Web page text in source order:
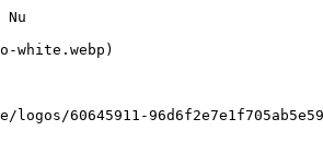
34 schilders

    ](https://schilder-nu.nl/den-bosch) [

 Schilders in Almere

 33 schilders

    ](https://schilder-nu.nl/almere) [

 Schilders in Zwolle

 31 schilders

    ](https://schilder-nu.nl/zwolle) [

 Schilders in Groningen-Stad

 30 schilders

    ](https://schilder-nu.nl/groningen-stad) [

 Schilders in Nijmegen

 30 schilders

    ](https://schilder-nu.nl/nijmegen) [

 Schilders in Apeldoorn

 29 schilders

    ](https://schilder-